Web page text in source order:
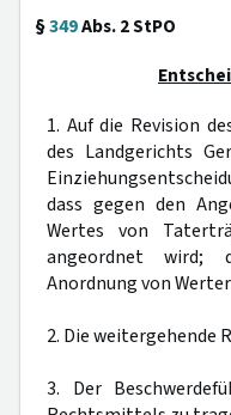
§349Abs. 2 StPO
1. Auf die Revision
des Landgerichts
dass gegen den
Wertes von
angeordnet wird;
Anordnung von
2. Die weitergehende
3. Der